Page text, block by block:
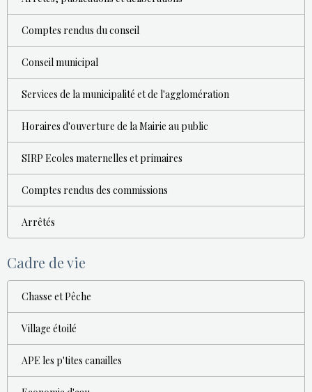
Comptes rendus du conseil
Conseil municipal
Services de la municipalité et de l'agglomération
Horaires d'ouverture de la Mairie au public
SIRP Ecoles maternelles et primaires
Comptes rendus des commissions
Arrêtés
Cadre de vie
Chasse et Pêche
Village étoilé
APE les p'tites canailles